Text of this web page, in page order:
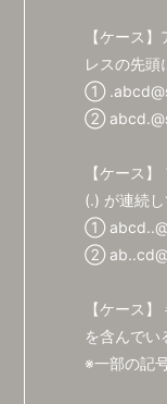
【ケース
レスの先頭
①
②
【ケース
(.) が連続
①
②
【ケース
を含んでい
※一部の記